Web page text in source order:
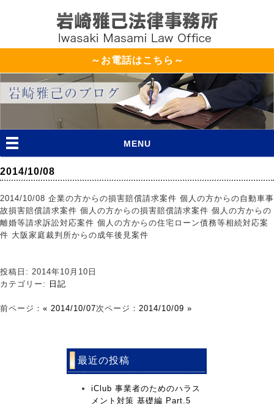
～お電話はこちら～
MENU
2014/10/08
2014/10/08 企業の方からの損害賠償請求案件 個人の方からの自動車事
故損害賠償請求案件 個人の方からの損害賠償請求案件 個人の方からの
離婚等請求訴訟対応案件 個人の方からの住宅ローン債務等相続対応案
件 大阪家庭裁判所からの成年後見案件
投稿日: 2014年10月10日
カテゴリー: 日記
前ページ： « 2014/10/07次ページ： 2014/10/09 »
最近の投稿
iClub 事業者のためのハラス
メント対策 基礎編 Part.5